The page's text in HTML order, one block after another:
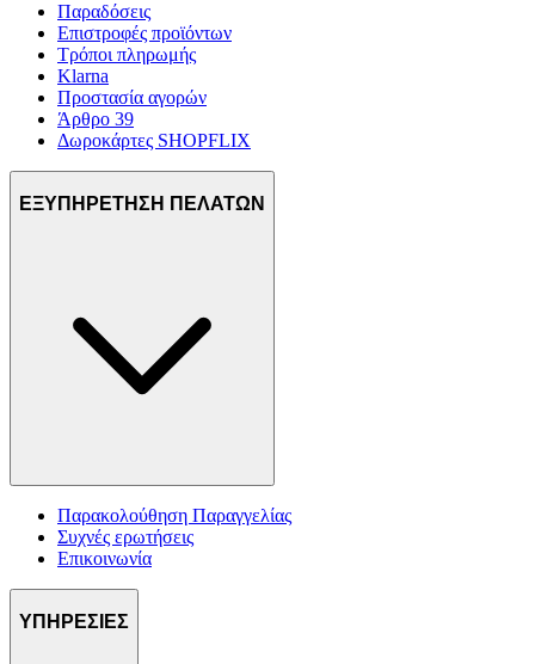
Παραδόσεις
Επιστροφές προϊόντων
Τρόποι πληρωμής
Klarna
Προστασία αγορών
Άρθρο 39
Δωροκάρτες SHOPFLIX
ΕΞΥΠΗΡΕΤΗΣΗ ΠΕΛΑΤΩΝ
Παρακολούθηση Παραγγελίας
Συχνές ερωτήσεις
Επικοινωνία
ΥΠΗΡΕΣΙΕΣ